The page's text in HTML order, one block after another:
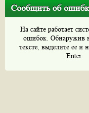
Сообщить об
На сайте работает
ошибок. Обнаружив
тексте, выделите ее и
Enter.